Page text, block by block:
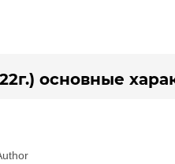
основные